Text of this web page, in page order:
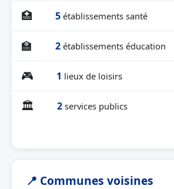
🏥 5 établissements santé
🏫 2 établissements éducation
🎮 1 lieux de loisirs
🏛 2 services publics
📍 Communes voisines